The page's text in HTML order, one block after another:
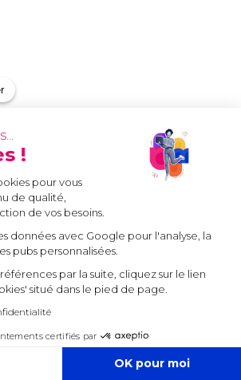
!
pour vous
de qualité,
de vos besoins.
données avec Google pour l'analyse, la
pubs personnalisées.
par la suite, cliquez sur le lien
situé dans le pied de page.
certifiés par
OK pour moi